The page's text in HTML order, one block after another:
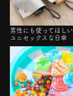
男性にも使ってほしい
ユニセックスな日傘